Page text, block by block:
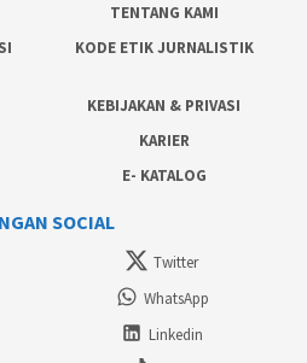
TENTANG KAMI
KODE ETIK JURNALISTIK
KEBIJAKAN & PRIVASI
KARIER
E- KATALOG
SOCIAL
Twitter
WhatsApp
Linkedin